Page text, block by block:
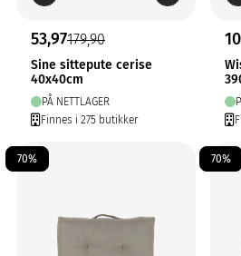
53,97179,90
Sine sittepute cerise
40x40cm
PÅ NETTLAGER
Finnes i 275 butikker
70% 70%